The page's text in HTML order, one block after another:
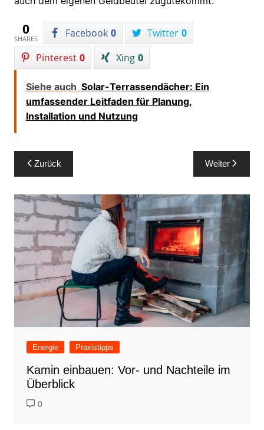
0
SHARES Facebook 0 Twitter 0
Pinterest 0 Xing 0
Siehe auch Solar-Terrassendächer: Ein
umfassender Leitfaden für Planung,
Installation und Nutzung
Beitragsnavigation
Zurück Weiter
Energie Praxistipps
Kamin einbauen: Vor- und Nachteile im
Überblick
0